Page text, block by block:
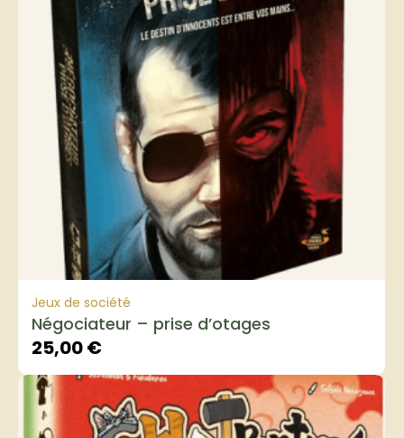
Jeux de société
Négociateur – prise d’otages
25,00€